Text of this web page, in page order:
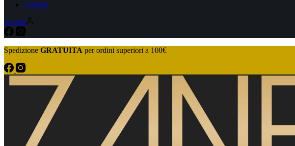
Contatti
Accedi
Spedizione GRATUITA per ordini superiori a 100€